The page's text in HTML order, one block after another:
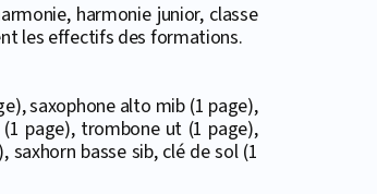
harmonie junior, classe
les effectifs des formations.
saxophone alto mib (1 page),
page), trombone ut (1 page),
basse sib, clé de sol (1